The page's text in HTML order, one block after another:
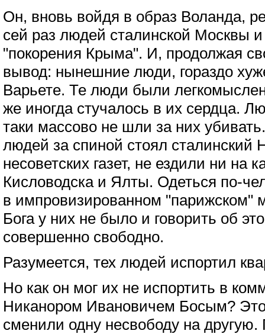
Он, вновь войдя в образ Воланда,
сей раз людей сталинской Москвы
"покорения Крыма". И, продолжая
вывод: нынешние люди, гораздо
Варьете. Те люди были
же иногда стучалось в их сердца.
таки массово не шли за них
людей за спиной стоял сталинский
несоветских газет, не ездили ни на
Кисловодска и Ялты. Одеться по-
в импровизированном "парижском"
Бога у них не было и говорить об
совершенно свободно.
Разумеется, тех людей испортил
Но как он мог их не испортить в
Никанором Ивановичем Босым?
сменили одну несвободу на другую.